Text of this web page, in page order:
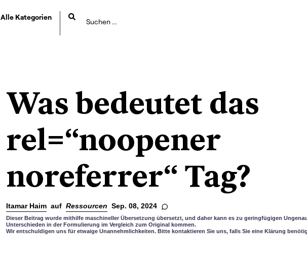
Alle Kategorien
Was bedeutet das
rel=“noopener
noreferrer“ Tag?
Itamar Haim auf Ressourcen Sep. 08, 2024
Dieser Beitrag wurde mithilfe maschineller Übersetzung übersetzt, und daher kann es zu geringfügigen
Unterschieden in der Formulierung im Vergleich zum Original kommen.
Wir entschuldigen uns für etwaige Unannehmlichkeiten. Bitte kontaktieren Sie uns, falls Sie eine Klärung